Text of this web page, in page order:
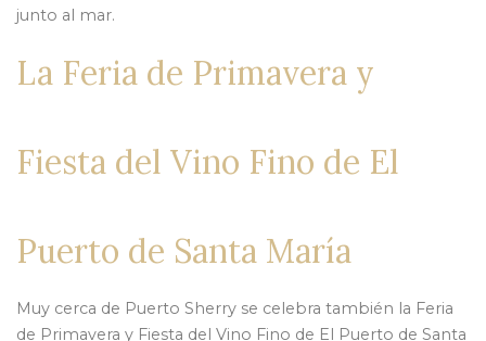
junto al mar.
La Feria de Primavera y
Fiesta del Vino Fino de El
Puerto de Santa María
Muy cerca de Puerto Sherry se celebra también la Feria
de Primavera y Fiesta del Vino Fino de El Puerto de Santa